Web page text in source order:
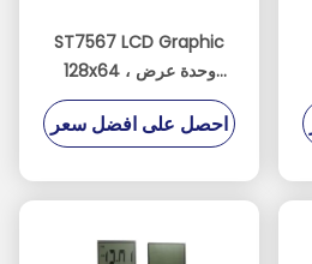
ST7567 LCD Graphic
128x64 ، وحدة عرض
رسوميات RoHS OLED
احصل على افضل سعر